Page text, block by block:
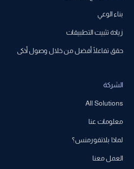
بناء الوعي
زيادة تثبيت التطبيقات
حقق تفاعلًا أفضل من خلال وصول أذكى
الشركة
All Solutions
معلومات عنا
لماذا بلاتفورمنس؟
العمل معنا